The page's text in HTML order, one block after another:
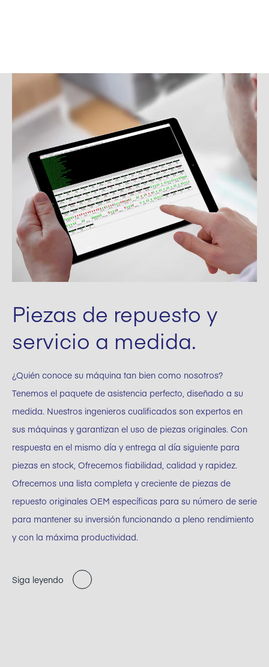
Piezas de repuesto y
servicio a medida.
¿Quién conoce su máquina tan bien como nosotros?
Tenemos el paquete de asistencia perfecto, diseñado a su
medida. Nuestros ingenieros cualificados son expertos en
sus máquinas y garantizan el uso de piezas originales. Con
respuesta en el mismo día y entrega al día siguiente para
piezas en stock, Ofrecemos fiabilidad, calidad y rapidez.
Ofrecemos una lista completa y creciente de piezas de
repuesto originales OEM específicas para su número de serie
para mantener su inversión funcionando a pleno rendimiento
y con la máxima productividad.
Siga leyendo